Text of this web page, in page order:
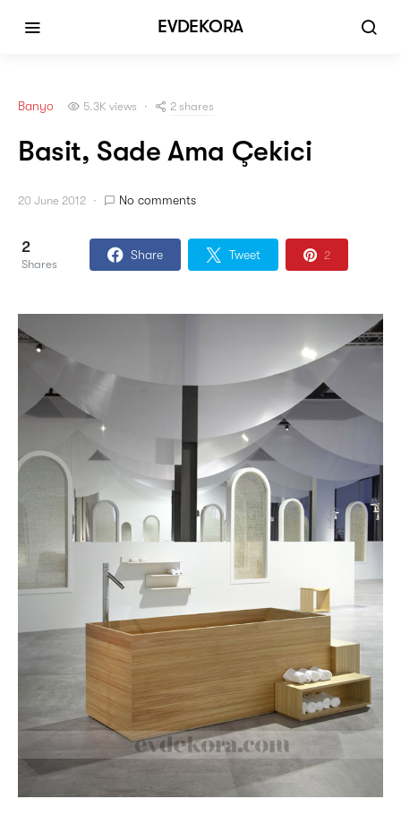
EVDEKORA
Banyo 5.3K views 2 shares
Basit, Sade Ama Çekici
20 June 2012 No comments
2
Shares
Share Tweet 2